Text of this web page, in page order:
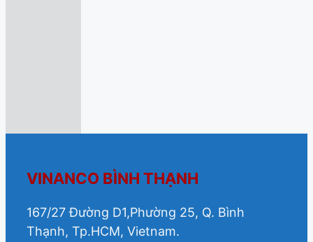
VINANCO BÌNH THẠNH
167/27 Đường D1,Phường 25, Q. Bình
Thạnh, Tp.HCM, Vietnam.